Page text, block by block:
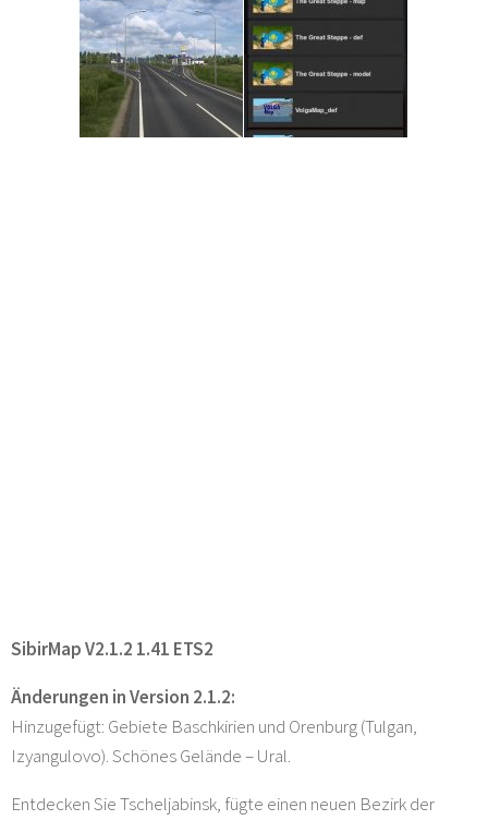
SibirMap V2.1.2 1.41 ETS2
Änderungen in Version 2.1.2:
Hinzugefügt: Gebiete Baschkirien und Orenburg (Tulgan,
Izyangulovo). Schönes Gelände – Ural.
Entdecken Sie Tscheljabinsk, fügte einen neuen Bezirk der